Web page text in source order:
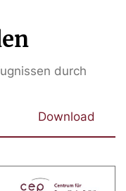
durch
Download